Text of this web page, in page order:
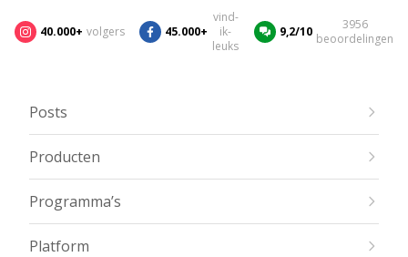
40.000+ volgers 45.000+
vind-
ik-
leuks
9,2/10
3956
beoordelingen
Posts
Producten
Programma’s
Platform